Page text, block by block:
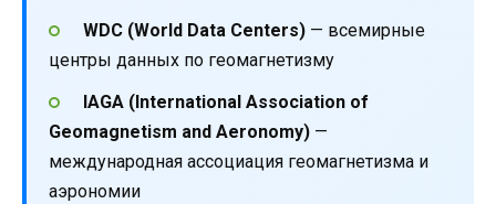
WDC (World Data Centers)— всемирные
центры данных по геомагнетизму
IAGA (International Association of
Geomagnetism and Aeronomy) —
международная ассоциация геомагнетизма и
аэрономии